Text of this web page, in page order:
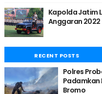
Kapolda Jatim
Anggaran 2022
RECENT POSTS
Polres
Padamkan
Bromo